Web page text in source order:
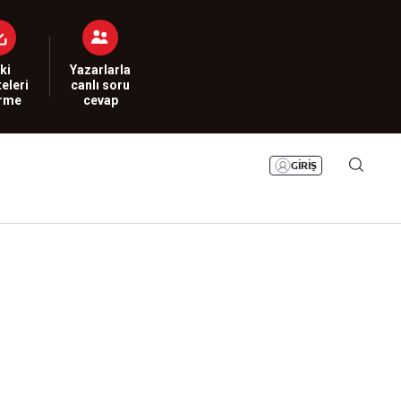
Yazarlarla
canlı soru
cevap
GİRİŞ
Namaz Vakitleri
Sesli Yayınlar